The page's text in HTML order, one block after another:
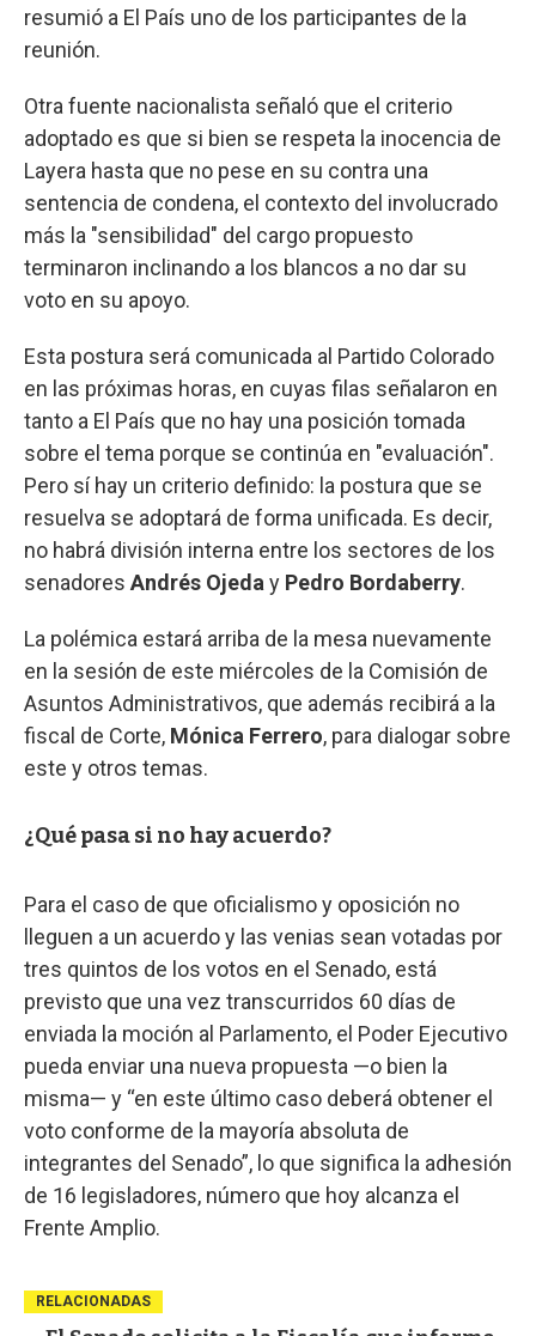
resumió a El País uno de los participantes de la
reunión.
Otra fuente nacionalista señaló que el criterio
adoptado es que si bien se respeta la inocencia de
Layera hasta que no pese en su contra una
sentencia de condena, el contexto del involucrado
más la "sensibilidad" del cargo propuesto
terminaron inclinando a los blancos a no dar su
voto en su apoyo.
Esta postura será comunicada al Partido Colorado
en las próximas horas, en cuyas filas señalaron en
tanto a El País que no hay una posición tomada
sobre el tema porque se continúa en "evaluación".
Pero sí hay un criterio definido: la postura que se
resuelva se adoptará de forma unificada. Es decir,
no habrá división interna entre los sectores de los
senadores Andrés Ojeda y Pedro Bordaberry.
La polémica estará arriba de la mesa nuevamente
en la sesión de este miércoles de la Comisión de
Asuntos Administrativos, que además recibirá a la
fiscal de Corte, Mónica Ferrero, para dialogar sobre
este y otros temas.
¿Qué pasa si no hay acuerdo?
Para el caso de que oficialismo y oposición no
lleguen a un acuerdo y las venias sean votadas por
tres quintos de los votos en el Senado, está
previsto que una vez transcurridos 60 días de
enviada la moción al Parlamento, el Poder Ejecutivo
pueda enviar una nueva propuesta —o bien la
misma— y “en este último caso deberá obtener el
voto conforme de la mayoría absoluta de
integrantes del Senado”, lo que significa la adhesión
de 16 legisladores, número que hoy alcanza el
Frente Amplio.
RELACIONADAS